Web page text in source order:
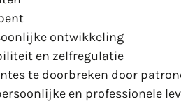
ontwikkeling
en zelfregulatie
te doorbreken door
en professionele